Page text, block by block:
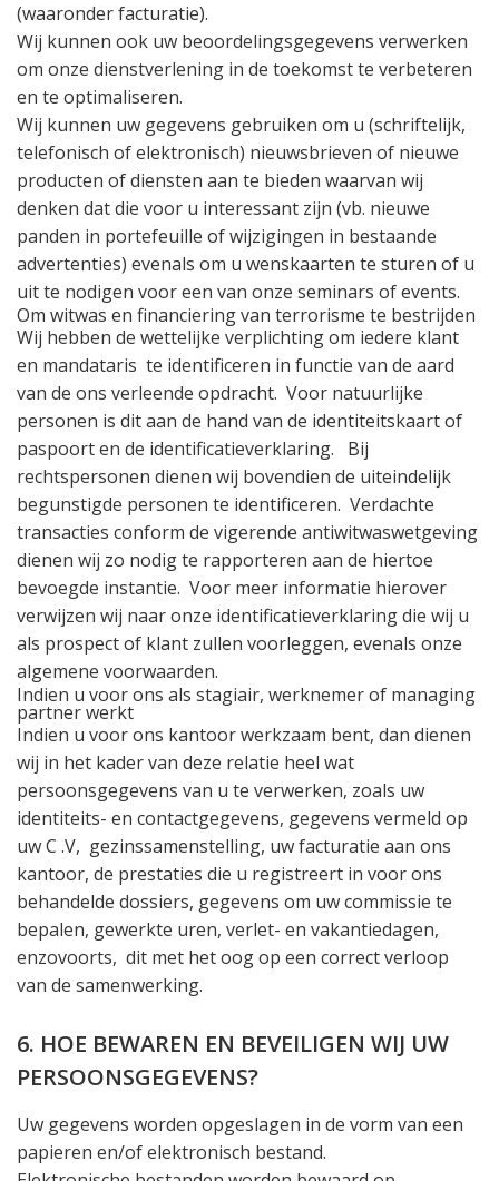
(waaronder facturatie).
Wij kunnen ook uw beoordelingsgegevens verwerken
om onze dienstverlening in de toekomst te verbeteren
en te optimaliseren.
Wij kunnen uw gegevens gebruiken om u (schriftelijk,
telefonisch of elektronisch) nieuwsbrieven of nieuwe
producten of diensten aan te bieden waarvan wij
denken dat die voor u interessant zijn (vb. nieuwe
panden in portefeuille of wijzigingen in bestaande
advertenties) evenals om u wenskaarten te sturen of u
uit te nodigen voor een van onze seminars of events.
Om witwas en financiering van terrorisme te bestrijden
Wij hebben de wettelijke verplichting om iedere klant
en mandataris te identificeren in functie van de aard
van de ons verleende opdracht. Voor natuurlijke
personen is dit aan de hand van de identiteitskaart of
paspoort en de identificatieverklaring. Bij
rechtspersonen dienen wij bovendien de uiteindelijk
begunstigde personen te identificeren. Verdachte
transacties conform de vigerende antiwitwaswetgeving
dienen wij zo nodig te rapporteren aan de hiertoe
bevoegde instantie. Voor meer informatie hierover
verwijzen wij naar onze identificatieverklaring die wij u
als prospect of klant zullen voorleggen, evenals onze
algemene voorwaarden.
Indien u voor ons als stagiair, werknemer of managing
partner werkt
Indien u voor ons kantoor werkzaam bent, dan dienen
wij in het kader van deze relatie heel wat
persoonsgegevens van u te verwerken, zoals uw
identiteits- en contactgegevens, gegevens vermeld op
uw C .V, gezinssamenstelling, uw facturatie aan ons
kantoor, de prestaties die u registreert in voor ons
behandelde dossiers, gegevens om uw commissie te
bepalen, gewerkte uren, verlet- en vakantiedagen,
enzovoorts, dit met het oog op een correct verloop
van de samenwerking.
6. HOE BEWAREN EN BEVEILIGEN WIJ UW
PERSOONSGEGEVENS?
Uw gegevens worden opgeslagen in de vorm van een
papieren en/of elektronisch bestand.